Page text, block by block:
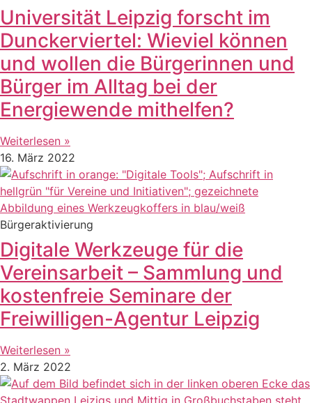
Universität Leipzig forscht im
Dunckerviertel: Wieviel können
und wollen die Bürgerinnen und
Bürger im Alltag bei der
Energiewende mithelfen?
Weiterlesen »
16. März 2022
Bürgeraktivierung
Digitale Werkzeuge für die
Vereinsarbeit – Sammlung und
kostenfreie Seminare der
Freiwilligen-Agentur Leipzig
Weiterlesen »
2. März 2022